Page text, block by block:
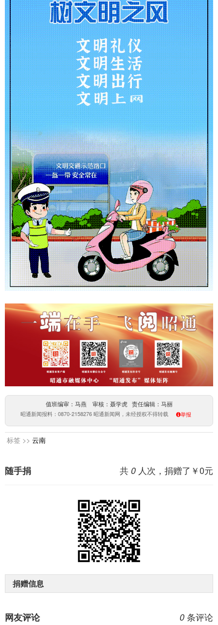
值班编审：马燕 审核：聂学虎 责任编辑：马丽
昭通新闻报料：0870-2158276 昭通新闻网，未经授权不得转载 举报
标签 >> 云南
共 0 人次，捐赠了￥0元
随手捐
捐赠信息
0 条评论
网友评论